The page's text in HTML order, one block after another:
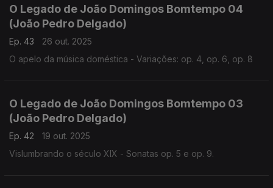
O Legado de João Domingos Bomtempo 04
(João Pedro Delgado)
Ep. 43
26 out. 2025
O apelo da música doméstica - Variações: op. 4, op. 6, op. 8
O Legado de João Domingos Bomtempo 03
(João Pedro Delgado)
Ep. 42
19 out. 2025
Vislumbrando o século XIX - Sonatas op. 5 e op. 9.